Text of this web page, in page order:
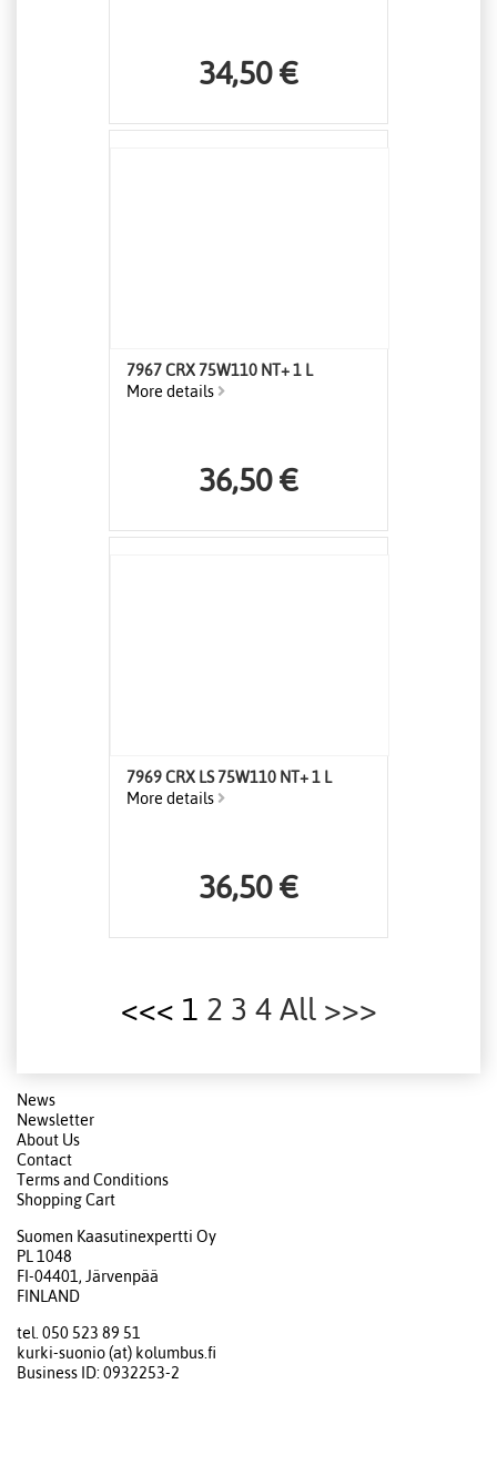
34,50 €
7967 CRX 75W110 NT+ 1 L
More details
36,50 €
7969 CRX LS 75W110 NT+ 1 L
More details
36,50 €
<<< 1 2 3 4 All >>>
News
Newsletter
About Us
Contact
Terms and Conditions
Shopping Cart
Suomen Kaasutinexpertti Oy
PL 1048
FI-04401, Järvenpää
FINLAND
tel. 050 523 89 51
kurki-suonio (at) kolumbus.fi
Business ID: 0932253-2